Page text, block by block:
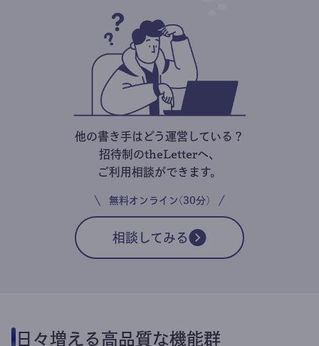
他の書き手はどう運営している？
招待制のtheLetterへ、
ご利用相談ができます。
無料オンライン(30分)
相談してみる
日々増える高品質な機能群